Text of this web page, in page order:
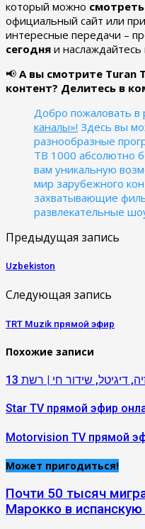
который можно
официальный сайт или
интересные передачи –
сегодня и
📢 А вы смотрите Turan
контент? Делитесь в
Добро пожаловать в
каналы»! Здесь вы
разнообразные
ТВ 1000 абсолютно
вам уникальную
мир зарубежного
захватывающие
развлекательные
Предыдущая запись
Uzbekiston
Следующая запись
TRT Muzik прямой эфир
Похожие записи
דיגיטל, שידור חי | רשת 13
Star TV прямой эфир
Motorvision TV прямой
Может пригодиться!
Почти 50 тысяч
Марокко в испанскую